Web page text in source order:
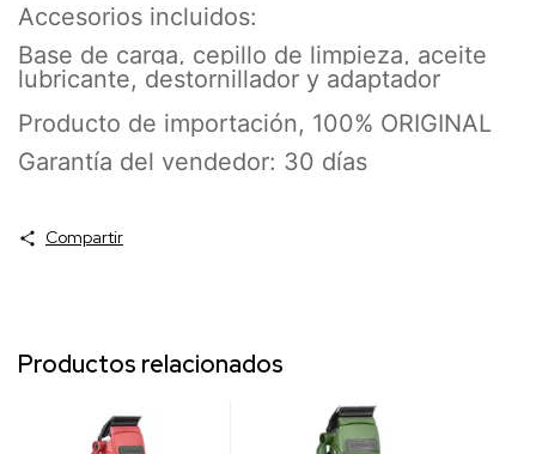
Accesorios incluidos:
Base de carga, cepillo de limpieza, aceite
lubricante, destornillador y adaptador
Producto de importación, 100% ORIGINAL
Garantía del vendedor: 30 días
Compartir
Productos relacionados